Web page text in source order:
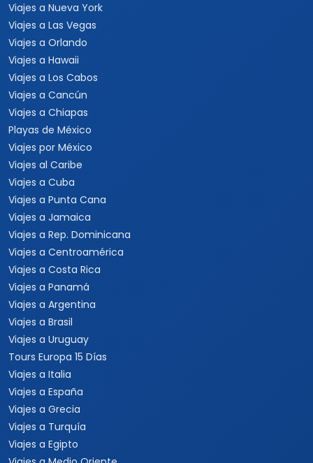
Viajes a Nueva York
Viajes a Las Vegas
Viajes a Orlando
Viajes a Hawaii
Viajes a Los Cabos
Viajes a Cancún
Viajes a Chiapas
Playas de México
Viajes por México
Viajes al Caribe
Viajes a Cuba
Viajes a Punta Cana
Viajes a Jamaica
Viajes a Rep. Dominicana
Viajes a Centroamérica
Viajes a Costa Rica
Viajes a Panamá
Viajes a Argentina
Viajes a Brasil
Viajes a Uruguay
Tours Europa 15 Días
Viajes a Italia
Viajes a España
Viajes a Grecia
Viajes a Turquía
Viajes a Egipto